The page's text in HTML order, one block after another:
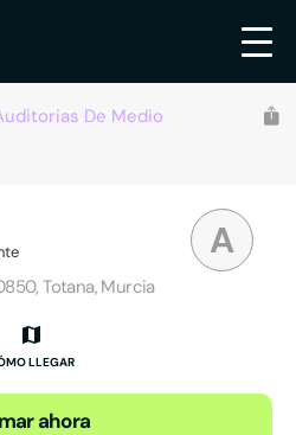
De Medio
A
Totana, Murcia
LLEGAR
ahora